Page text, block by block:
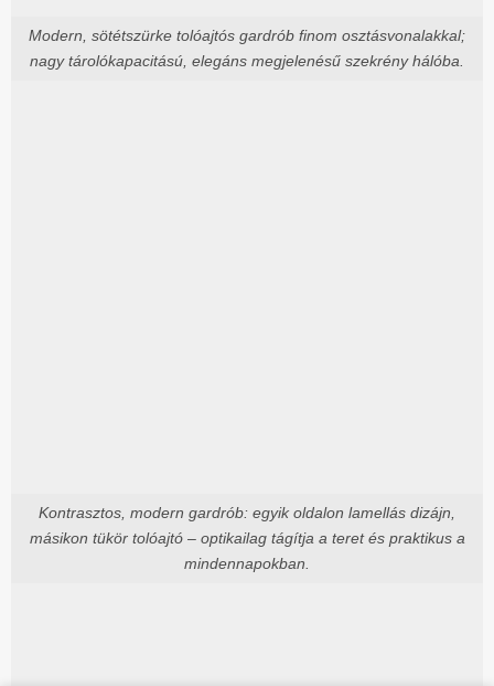
Modern, sötétszürke tolóajtós gardrób finom osztásvonalakkal;
nagy tárolókapacitású, elegáns megjelenésű szekrény hálóba.
Kontrasztos, modern gardrób: egyik oldalon lamellás dizájn,
másikon tükör tolóajtó – optikailag tágítja a teret és praktikus a
mindennapokban.